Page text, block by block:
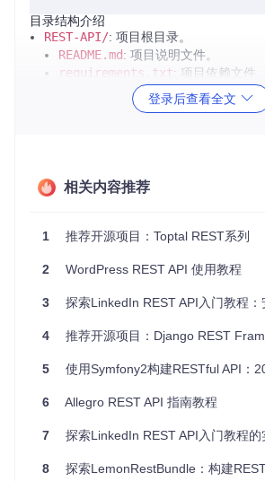
目录结构介绍
REST-API/: 项目根目录。
README.md: 项目说明文件。
requirements.txt: 项目依赖文件。
: Django 项目管理文件。
: Django 项目配置目录。
wsgi.py: WSGI 服务器配置文件。
asgi.py: ASGI 服务器配置文件。
__init__.py : 包初始化文件。
apps.py: 应用配置文件。
serializers.py : 序列化器文件
urls.py: 应用路由配置文件。
: 视图文件。
static/: 静态文件目录。
README.md: 静态文件说明文件。
2. 项目的启动文件介绍
manage.py
登录后查看全文
相关内容推荐
1 推荐开源项目：Toptal REST系列
2 WordPress REST API 使用教程
3 探索LinkedIn REST API入门教程
4 推荐开源项目：Django REST
5 使用Symfony2构建RESTful API：
6 Allegro REST API 指南教程
7 探索LinkedIn REST API入门教程的
8 探索LemonRestBundle：构建